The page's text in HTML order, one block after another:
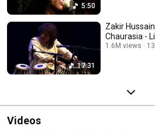
5:50
17:31
Zakir
Chaurasia -
1.6M views
Videos